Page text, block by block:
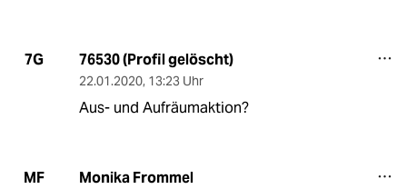
7G 76530 (Profil gelöscht)
22.01.2020, 13:23 Uhr
Aus- und Aufräumaktion?
MF Monika Frommel